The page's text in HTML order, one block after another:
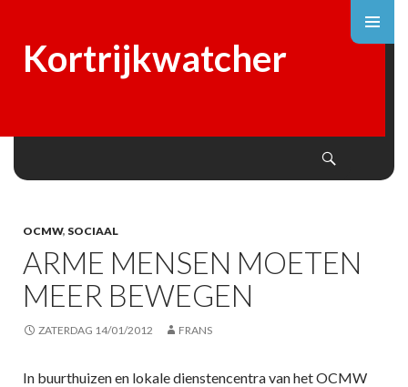
Kortrijkwatcher
OCMW, SOCIAAL
ARME MENSEN MOETEN
MEER BEWEGEN
ZATERDAG 14/01/2012 FRANS
In buurthuizen en lokale dienstencentra van het OCMW